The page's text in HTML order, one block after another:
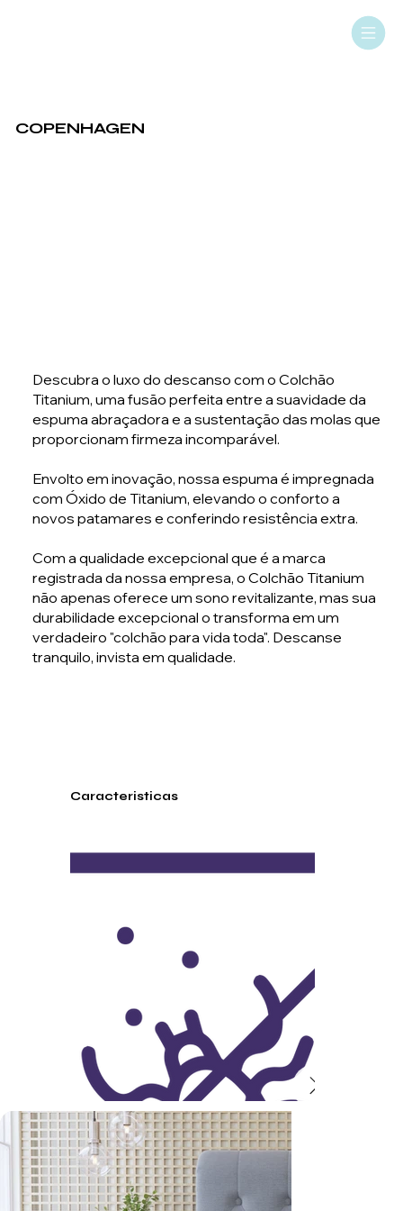
COPENHAGEN
Descubra o luxo do descanso com o Colchão
Titanium, uma fusão perfeita entre a suavidade da
espuma abraçadora e a sustentação das molas que
proporcionam firmeza incomparável.
Envolto em inovação, nossa espuma é impregnada
com Óxido de Titanium, elevando o conforto a
novos patamares e conferindo resistência extra.
Com a qualidade excepcional que é a marca
registrada da nossa empresa, o Colchão Titanium
não apenas oferece um sono revitalizante, mas sua
durabilidade excepcional o transforma em um
verdadeiro "colchão para vida toda". Descanse
tranquilo, invista em qualidade.
Caracteristicas